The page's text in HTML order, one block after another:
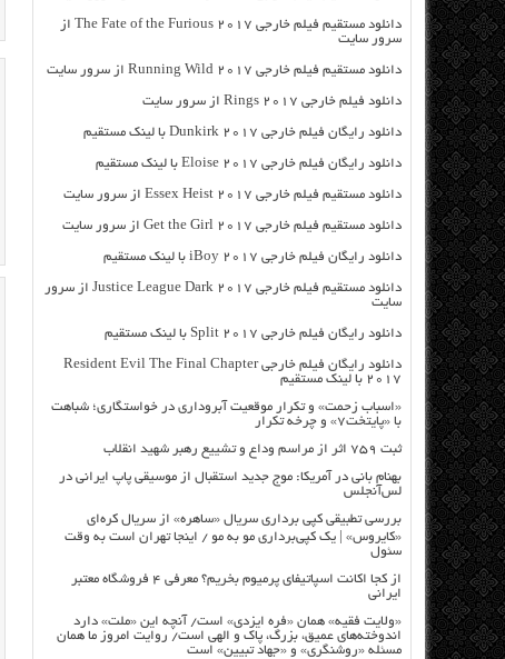
دانلود مستقیم فیلم خارجی The Fate of the Furious 2017 از
سرور سایت
دانلود مستقیم فیلم خارجی Running Wild 2017 از سرور سایت
دانلود فیلم خارجی Rings 2017 از سرور سایت
دانلود رایگان فیلم خارجی Dunkirk 2017 با لینک مستقیم
دانلود رایگان فیلم خارجی Eloise 2017 با لینک مستقیم
دانلود مستقیم فیلم خارجی Essex Heist 2017 از سرور سایت
دانلود مستقیم فیلم خارجی Get the Girl 2017 از سرور سایت
دانلود رایگان فیلم خارجی iBoy 2017 با لینک مستقیم
دانلود مستقیم فیلم خارجی Justice League Dark 2017 از سرور
سایت
دانلود رایگان فیلم خارجی Split 2017 با لینک مستقیم
دانلود رایگان فیلم خارجی Resident Evil The Final Chapter
2017 با لینک مستقیم
«اسباب زحمت» و تکرار موقعیت آبروداری در خواستگاری؛ شباهت
با «پایتخت۷» و چرخه تکرار
ثبت ۷۵۹ اثر از مراسم وداع و تشییع رهبر شهید انقلاب
بهنام بانی در آمریکا: موج جدید استقبال از موسیقی پاپ ایرانی در
لس‌آنجلس
بررسی تطبیقی کپی برداری سریال «ساهره» از سریال کره‌ای
«کایروس» | یک کپی‌برداری مو به مو / اینجا تهران است به وقت
سئول
از کجا اکانت اسپاتیفای پرمیوم بخریم؟ معرفی ۴ فروشگاه معتبر
ایرانی
«ولایت فقیه» همان «فره ایزدی» است/ آنچه این «ملت» دارد
اندوخته‌های عمیق، بزرگ، پاک و الهی است/ روایت امروز ما همان
مسئله «روشنگری» و «جهاد تبیین» است